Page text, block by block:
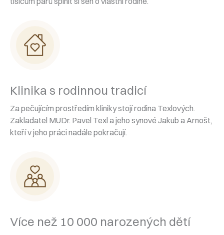
Klinika s rodinnou tradicí
Za pečujícím prostředím kliniky stojí rodina Texlových.
Zakladatel MUDr. Pavel Texl a jeho synové Jakub a Arnošt,
kteří v jeho práci nadále pokračují.
Více než 10 000 narozených dětí